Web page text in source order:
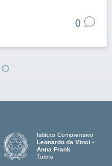
0
Istituto Comprensivo
Leonardo da Vinci -
Anna Frank
Torino